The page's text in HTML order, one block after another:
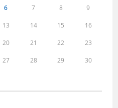
6 7 8 9
13 14 15 16
20 21 22 23
27 28 29 30